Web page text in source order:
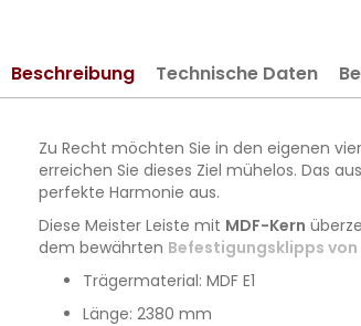
Bildergalerie
springen
Beschreibung
Zu Recht möchten Sie in den eigenen
erreichen Sie dieses Ziel mühelos. Das
perfekte Harmonie aus.
Diese Meister Leiste mit MDF-Kern
dem bewährten Befestigungsklipps
Trägermaterial: MDF E1
Länge: 2380 mm
Technische Daten